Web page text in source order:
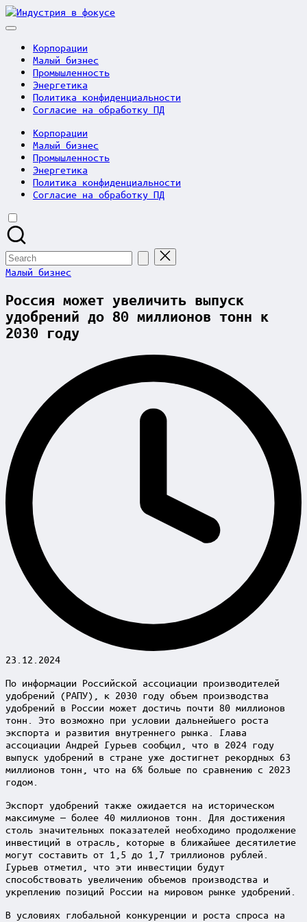
Skip
to
Индустрия
Корпорации
Малый бизнес
Промышленность
Энергетика
Политика конфиденциальности
Согласие на обработку ПД
Корпорации
Малый бизнес
Промышленность
Энергетика
Политика конфиденциальности
Согласие на обработку ПД
Search
for:
Posted
Малый бизнес
Россия может увеличить выпуск
удобрений до 80 миллионов тонн к
2030 году
23.12.2024
По информации Российской ассоциации производителей
удобрений (РАПУ), к 2030 году объем производства
удобрений в России может достичь почти 80 миллионов
тонн. Это возможно при условии дальнейшего роста
экспорта и развития внутреннего рынка. Глава
ассоциации Андрей Гурьев сообщил, что в 2024 году
выпуск удобрений в стране уже достигнет рекордных 63
миллионов тонн, что на 6% больше по сравнению с 2023
годом.
Экспорт удобрений также ожидается на историческом
максимуме — более 40 миллионов тонн. Для достижения
столь значительных показателей необходимо продолжение
инвестиций в отрасль, которые в ближайшее десятилетие
могут составить от 1,5 до 1,7 триллионов рублей.
Гурьев отметил, что эти инвестиции будут
способствовать увеличению объемов производства и
укреплению позиций России на мировом рынке удобрений.
В условиях глобальной конкуренции и роста спроса на